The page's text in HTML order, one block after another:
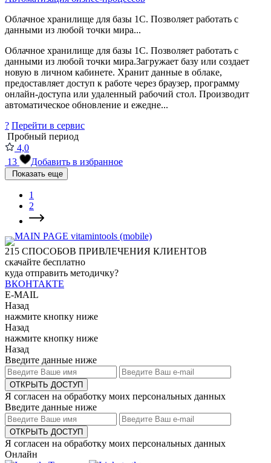
Облачное хранилище для базы 1С. Позволяет работать с
данными из любой точки мира...
Облачное хранилище для базы 1С. Позволяет работать с
данными из любой точки мира.Загружает базу или создает
новую в личном кабинете. Хранит данные в облаке,
предоставляет доступ к работе через браузер, программу
онлайн-доступа или удаленный рабочий стол. Производит
автоматическое обновление и ежедне...
? Перейти в сервис
Пробный период
4,0
13
Добавить в избранное
Показать еще
1
2
215 СПОСОБОВ ПРИВЛЕЧЕНИЯ КЛИЕНТОВ
скачайте бесплатно
куда отправить методичку?
ВКОНТАКТЕ
E-MAIL
Назад
нажмите кнопку ниже
Назад
нажмите кнопку ниже
Назад
Введите данные ниже
ОТКРЫТЬ ДОСТУП
Я согласен на обработку моих персональных данных
Введите данные ниже
ОТКРЫТЬ ДОСТУП
Я согласен на обработку моих персональных данных
Онлайн